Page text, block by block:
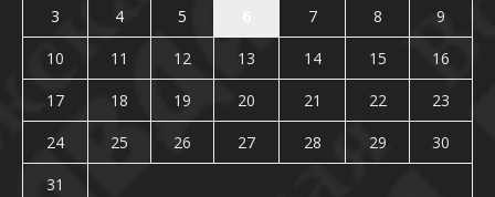
3
4 5 7 8
9
10
11 12 13 14 15
16
17
18 19 20 21 22
23
24
25 26 27 28 29
30
31